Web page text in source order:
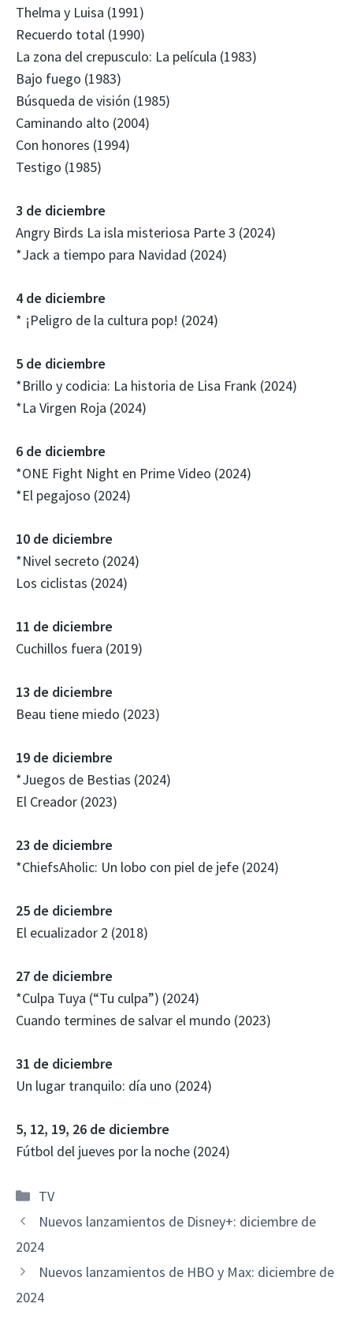
Thelma y Luisa (1991)
Recuerdo total (1990)
La zona del crepusculo: La película (1983)
Bajo fuego (1983)
Búsqueda de visión (1985)
Caminando alto (2004)
Con honores (1994)
Testigo (1985)
3 de diciembre
Angry Birds La isla misteriosa Parte 3 (2024)
*Jack a tiempo para Navidad (2024)
4 de diciembre
* ¡Peligro de la cultura pop! (2024)
5 de diciembre
*Brillo y codicia: La historia de Lisa Frank (2024)
*La Virgen Roja (2024)
6 de diciembre
*ONE Fight Night en Prime Video (2024)
*El pegajoso (2024)
10 de diciembre
*Nivel secreto (2024)
Los ciclistas (2024)
11 de diciembre
Cuchillos fuera (2019)
13 de diciembre
Beau tiene miedo (2023)
19 de diciembre
*Juegos de Bestias (2024)
El Creador (2023)
23 de diciembre
*ChiefsAholic: Un lobo con piel de jefe (2024)
25 de diciembre
El ecualizador 2 (2018)
27 de diciembre
*Culpa Tuya (“Tu culpa”) (2024)
Cuando termines de salvar el mundo (2023)
31 de diciembre
Un lugar tranquilo: día uno (2024)
5, 12, 19, 26 de diciembre
Fútbol del jueves por la noche (2024)
Categorías
TV
Nuevos lanzamientos de Disney+: diciembre de
2024
Nuevos lanzamientos de HBO y Max: diciembre de
2024